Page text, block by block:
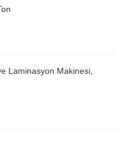
Laminasyon Makinesi,